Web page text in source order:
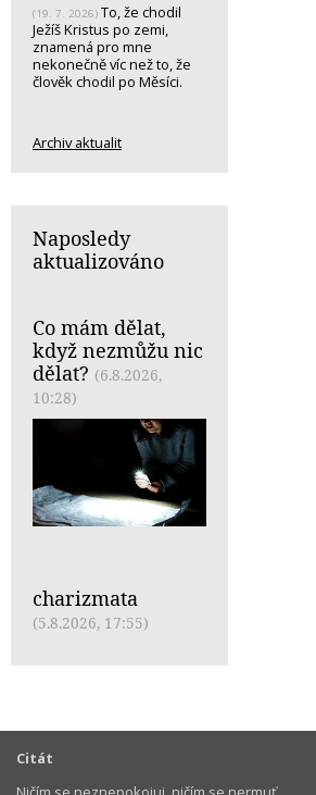
(19. 7. 2026) To, že chodil
Ježíš Kristus po zemi,
znamená pro mne
nekonečně víc než to, že
člověk chodil po Měsíci.
Archiv aktualit
Naposledy
aktualizováno
Co mám dělat,
když nezmůžu nic
dělat? (6.8.2026,
10:28)
charizmata
(5.8.2026, 17:55)
Citát